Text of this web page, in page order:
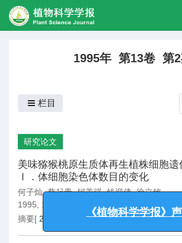
1995年 第13卷 第2
栏目
研究论文
美味猕猴桃原生质体再生植株细胞
Ⅰ．体细胞染色体数目的变化
何子灿,蔡起贵,柯善强,钱迎倩,徐立铭
1995, 13(2): 97-101.
摘要[ 2722 PDF[2451]
《植物科学学报》